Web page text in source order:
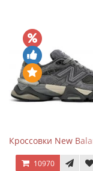
Кроссовки New
10970